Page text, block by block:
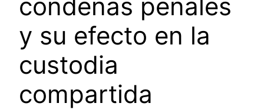
condenas penales
y su efecto en la
custodia
compartida